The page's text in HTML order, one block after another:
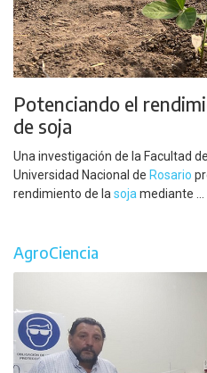
Potenciando el
de soja
Una investigación de la Facultad
Universidad Nacional de Rosario
rendimiento de la soja mediante ...
AgroCiencia